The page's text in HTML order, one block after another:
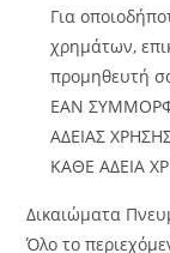
Για
χρημάτων,
προμηθευτή
ΕΑΝ
ΑΔΕΙΑΣ
ΚΑΘΕ ΑΔΕΙΑ
Δικαιώματα
Όλο το